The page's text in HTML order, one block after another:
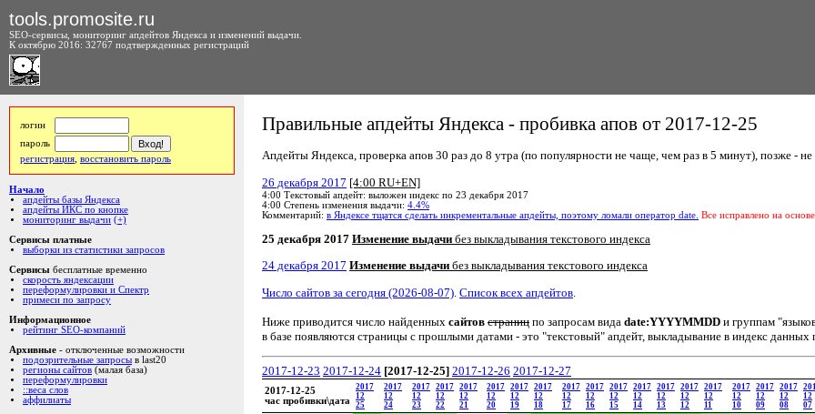
tools.promosite.ru
SEO-сервисы, мониторинг апдейтов Яндекса и изменений выдачи.
К октябрю 2016: 32767 подтвержденных регистраций
логин
пароль
регистрация восстановить пароль
Начало
апдейты базы Яндекса
апдейты ИКС по кнопке
мониторинг выдачи (+)
Сервисы платные
выборки из статистики запросов
Сервисы бесплатные временно
скорость яндексации
переформулировки и Спектр
примеси по запросу
Информационное
рейтинг SEO-компаний
Архивные - отключенные возможности
подозрительные запросы в last20
регионы сайтов (малая база)
переформулировки
::веса слов
аффилиаты
Правильные апдейты Яндекса - пробивка апов от 2017-12-25
Апдейты Яндекса, проверка апов 30 раз до 8 утра (по популярности не чаще, чем раз в 5 минут), позже -
26 декабря 2017 [4:00 RU+EN]
4:00 Текстовый апдейт: выложен индекс по 23 декабря 2017
4:00 Степень изменения выдачи: 4.4%
Комментарий: в Яндексе тщатся сделать инкрементальные апдейты, поэтому ломали оператор date. Все исправлено на
25 декабря 2017 Изменение выдачи без выкладывания текстового индекса
24 декабря 2017 Изменение выдачи без выкладывания текстового индекса
Число сайтов за сегодня (2026-08-07) Список всех апдейтов
Ниже приводится число найденных сайтов страниц по запросам вида date:YYYYMMDD и группам
в базе появляются страницы с прошлыми датами - это "текстовый" апдейт, выкладывание в индекс данных
2017-12-23 2017-12-24 [2017-12-25] 2017-12-26 2017-12-27
2017-12-25
час пробивки\дата
2017
12
25
2017
12
24
2017
12
23
2017
12
22
2017
12
21
2017
12
20
2017
12
19
2017
12
18
2017
12
17
2017
12
16
2017
12
15
2017
12
14
2017
12
13
2017
12
12
2017
12
11
2017
12
10
2017
12
09
2017
12
08
12
07